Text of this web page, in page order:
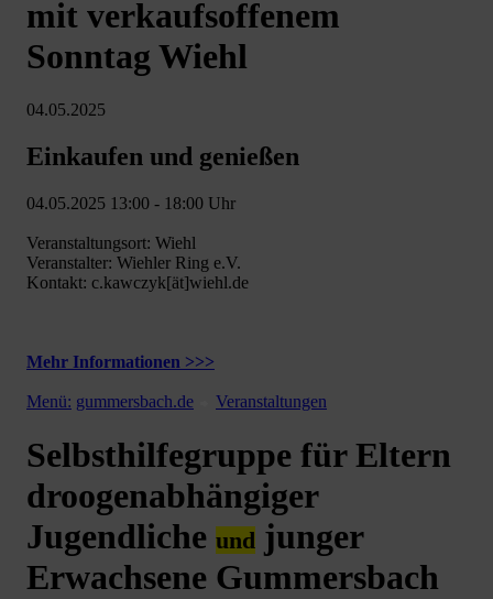
mit verkaufsoffenem
Sonntag Wiehl
04.05.2025
Einkaufen und genießen
04.05.2025 13:00 - 18:00 Uhr
Veranstaltungsort: Wiehl
Veranstalter: Wiehler Ring e.V.
Kontakt: c.kawczyk[ät]wiehl.de
Mehr Informationen >>>
Menü: gummersbach.de Veranstaltungen
Selbsthilfegruppe für Eltern
droogenabhängiger
Jugendliche und junger
Erwachsene Gummersbach